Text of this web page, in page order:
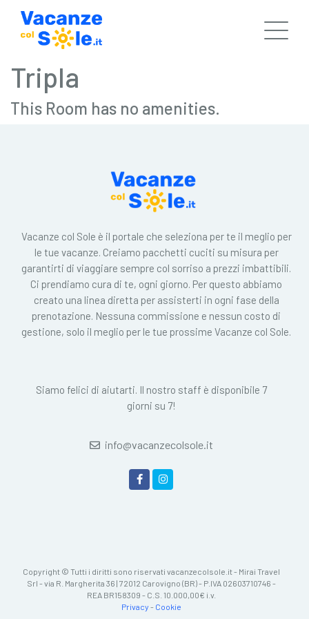
Tripla
This Room has no amenities.
Vacanze col Sole è il portale che seleziona per te il meglio per
le tue vacanze. Creiamo pacchetti cuciti su misura per
garantirti di viaggiare sempre col sorriso a prezzi imbattibili.
Ci prendiamo cura di te, ogni giorno. Per questo abbiamo
creato una linea diretta per assisterti in ogni fase della
prenotazione. Nessuna commissione e nessun costo di
gestione, solo il meglio per le tue prossime Vacanze col Sole.
Siamo felici di aiutarti. Il nostro staff è disponibile 7
giorni su 7!
info@vacanzecolsole.it
Copyright © Tutti i diritti sono riservati vacanzecolsole.it - Mirai Travel
Srl - via R. Margherita 36 | 72012 Carovigno (BR) - P.IVA 02603710746 -
REA BR158309 - C.S. 10.000,00€ i.v.
Privacy - Cookie